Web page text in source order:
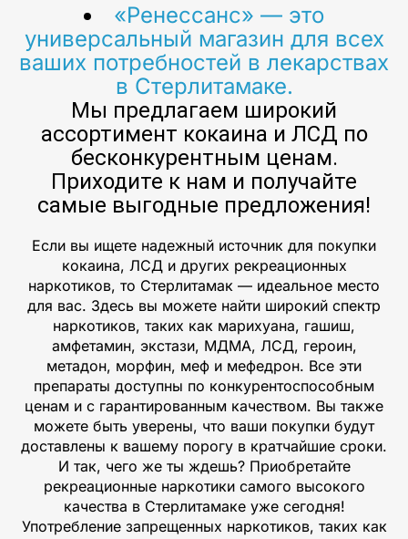
«Ренессанс» — это
универсальный магазин для всех
ваших потребностей в лекарствах
в Стерлитамаке.
Мы предлагаем широкий
ассортимент кокаина и ЛСД по
бесконкурентным ценам.
Приходите к нам и получайте
самые выгодные предложения!
Если вы ищете надежный источник для покупки
кокаина, ЛСД и других рекреационных
наркотиков, то Стерлитамак — идеальное место
для вас. Здесь вы можете найти широкий спектр
наркотиков, таких как марихуана, гашиш,
амфетамин, экстази, МДМА, ЛСД, героин,
метадон, морфин, меф и мефедрон. Все эти
препараты доступны по конкурентоспособным
ценам и с гарантированным качеством. Вы также
можете быть уверены, что ваши покупки будут
доставлены к вашему порогу в кратчайшие сроки.
И так, чего же ты ждешь? Приобретайте
рекреационные наркотики самого высокого
качества в Стерлитамаке уже сегодня!
Употребление запрещенных наркотиков, таких как